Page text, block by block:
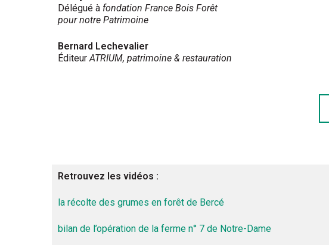
Délégué à fondation France Bois Forêt
pour notre Patrimoine
Bernard Lechevalier
ÉditeurATRIUM, patrimoine & restauration
Retrouvez les vidéos :
la récolte des grumes en forêt de Bercé
bilan de l’opération de la ferme n° 7 de Notre-Dame